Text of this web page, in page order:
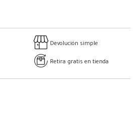
Devolución simple
Retira gratis en tienda